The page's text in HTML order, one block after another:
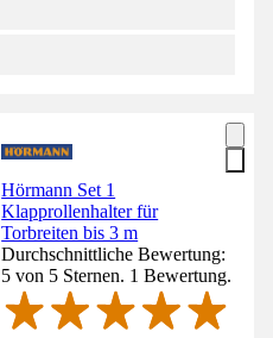
Hörmann Set 1
Klapprollenhalter für
Torbreiten bis 3 m
Durchschnittliche Bewertung:
5 von 5 Sternen. 1 Bewertung.